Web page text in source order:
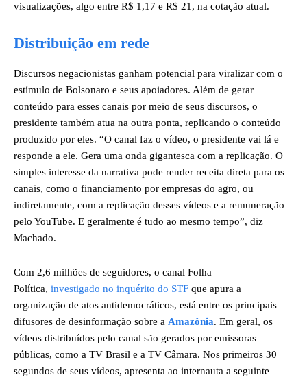
visualizações, algo entre R$ 1,17 e R$ 21, na cotação atual.
Distribuição em rede
Discursos negacionistas ganham potencial para viralizar com o
estímulo de Bolsonaro e seus apoiadores. Além de gerar
conteúdo para esses canais por meio de seus discursos, o
presidente também atua na outra ponta, replicando o conteúdo
produzido por eles. “O canal faz o vídeo, o presidente vai lá e
responde a ele. Gera uma onda gigantesca com a replicação. O
simples interesse da narrativa pode render receita direta para os
canais, como o financiamento por empresas do agro, ou
indiretamente, com a replicação desses vídeos e a remuneração
pelo YouTube. E geralmente é tudo ao mesmo tempo”, diz
Machado.
Com 2,6 milhões de seguidores, o canal Folha
Política, investigado no inquérito do STF que apura a
organização de atos antidemocráticos, está entre os principais
difusores de desinformação sobre a Amazônia. Em geral, os
vídeos distribuídos pelo canal são gerados por emissoras
públicas, como a TV Brasil e a TV Câmara. Nos primeiros 30
segundos de seus vídeos, apresenta ao internauta a seguinte